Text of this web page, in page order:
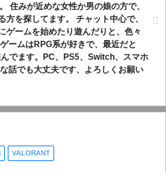
住みが近めな女性か男の娘の方で、
方を探してます。 チャット中心で、
ゲームを始めたり遊んだりと、色々
ームはRPG系が好きで、最近だと
でます。PC、PS5、Switch、スマホ
話でも大丈夫です、よろしくお願い
VALORANT